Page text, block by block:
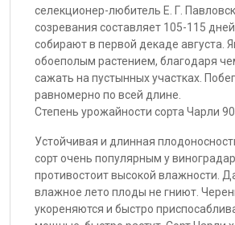
селекционер-любитель Е. Г.
созревания составляет 105-115
собирают в первой декаде августа.
обоеполым растением, благодаря
сажать на пустынных участках.
равномерно по всей длине.
Степень урожайности сорта Чарли
Устойчивая и длинная
сорт очень популярным у
противостоит высокой влажности.
влажное лето плоды не гниют.
укореняются и быстро